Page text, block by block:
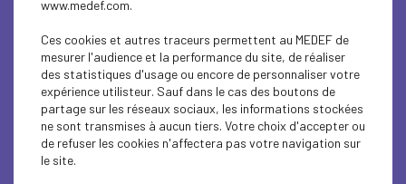
milliards d'ores et déjà placés spontanément, par
dire. Quand on regarde la structure de
consommation des ménages modestes, auxquels,
nous sommes particulièrement attentifs car il y a
un vrai sujet de pouvoir d'achat en France, on voit
que le premier poste de dépenses des ménages
modestes, à 50 %, c'est le logement. Or il n'y a pas
de TVA sur le logement, donc on peut augmenter
le taux de TVA, cela n'impactera pas les dépenses
www.medef.com.
Ces cookies et autres traceurs permettent au MEDEF de
mesurer l'audience et la performance du site, de réaliser
des statistiques d'usage ou encore de personnaliser votre
expérience utilisteur. Sauf dans le cas des boutons de
partage sur les réseaux sociaux, les informations stockées
ne sont transmises à aucun tiers. Votre choix d'accepter ou
de refuser les cookies n'affectera pas votre navigation sur
le site.